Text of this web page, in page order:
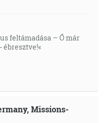
feltámadása – Ő már
Missions-